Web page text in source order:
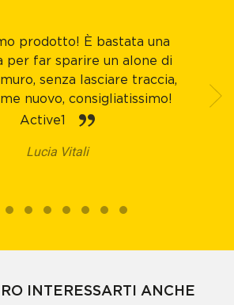
prodotto! È bastata una
per far sparire un alone di
senza lasciare traccia,
nuovo, consigliatissimo!
Active1
Lucia Vitali
INTERESSARTI ANCHE